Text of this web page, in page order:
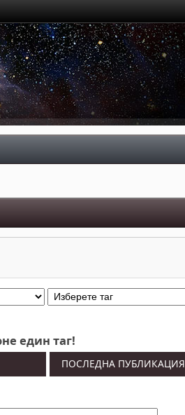
един таг!
ПОСЛЕДНА ПУБЛИКАЦИЯ